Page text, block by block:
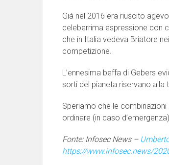
Già nel 2016 era riuscito
celeberrima espressione con
che in Italia vedeva Briatore
competizione.
L’ennesima beffa di Gebers
sorti del pianeta riservano
Speriamo che le combinazioni
ordinare (in caso
Fonte: Infosec News –
https://www.infosec.news/